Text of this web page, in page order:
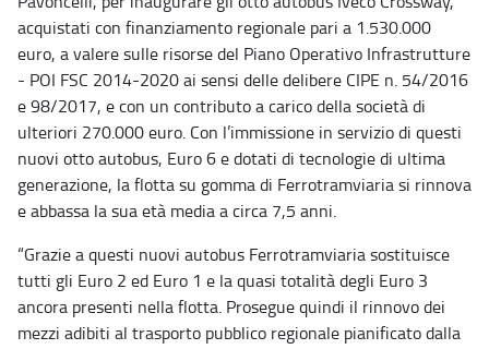
acquistati con finanziamento regionale pari a 1.530.000
euro, a valere sulle risorse del Piano Operativo Infrastrutture
- POI FSC 2014-2020 ai sensi delle delibere CIPE n. 54/2016
e 98/2017, e con un contributo a carico della società di
ulteriori 270.000 euro. Con l’immissione in servizio di questi
nuovi otto autobus, Euro 6 e dotati di tecnologie di ultima
generazione, la flotta su gomma di Ferrotramviaria si rinnova
e abbassa la sua età media a circa 7,5 anni.
“Grazie a questi nuovi autobus Ferrotramviaria sostituisce
tutti gli Euro 2 ed Euro 1 e la quasi totalità degli Euro 3
ancora presenti nella flotta. Prosegue quindi il rinnovo dei
mezzi adibiti al trasporto pubblico regionale pianificato dalla